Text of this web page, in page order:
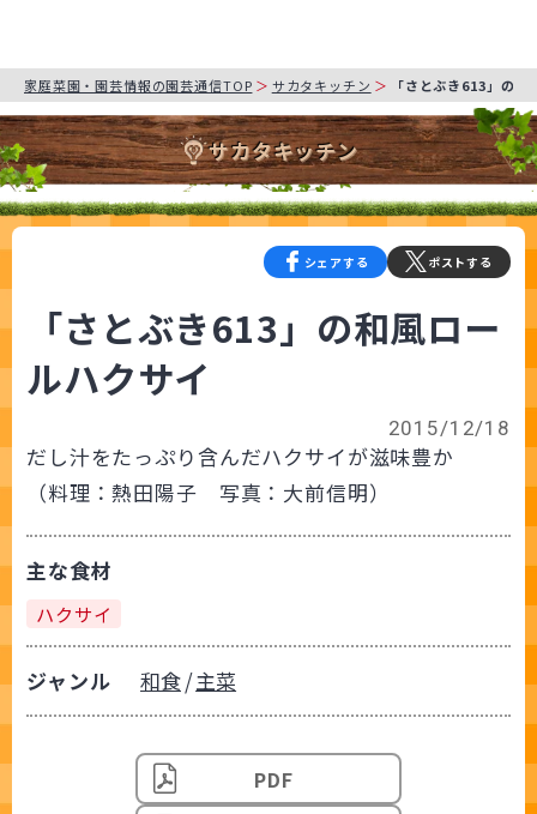
家庭菜園・園芸情報の園芸通信TOP サカタキッチン 「さとぶき613」の
サカタキッチン
シェアする ポストする
「さとぶき613」の和風ロー
ルハクサイ
2015/12/18
だし汁をたっぷり含んだハクサイが滋味豊か
（料理：熱田陽子 写真：大前信明）
主な食材
ハクサイ
ジャンル 和食 主菜
PDF